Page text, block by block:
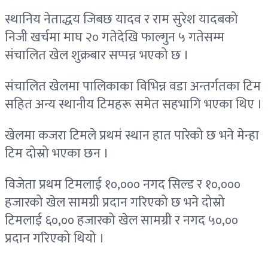
स्थानिय नेताद्धय जिबछ यादव र राम सुरेश यादबको
निजी खर्चमा माघ २० गतेदेखि फाल्गुन ५ गतेसम्म
संचालित खेल शुक्रबार सप्पन्न भएको छ ।
संचालित खेलमा पालिकाका विभिन्न वडा अन्तर्गतका टिम
सहित अन्य स्थानीय टिमहरू समेत सहभागि भएका थिए ।
खेलमा कजरा टिमले प्रथमं स्थान हात पारेको छ भने मेन्हा
टिम दोस्रो भएका छन ।
विजेता प्रथम टिमलाई १०,००० नगद सिल्ड र १०,०००
हजारको खेल सामग्री प्रदान गरिएको छ भने दोस्रो
टिमलाई ६०,०० हजारको खेल सामग्री र नगद ५०,००
प्रदान गरिएको थियो ।